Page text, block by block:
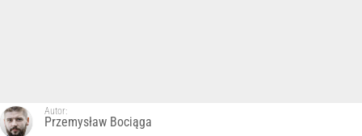
Autor:
Przemysław Bociąga